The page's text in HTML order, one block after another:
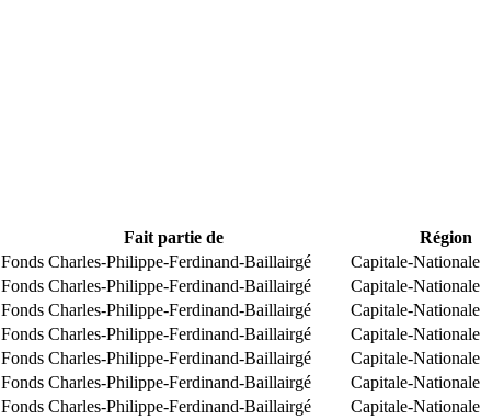
Fait partie de Région
Fonds Charles-Philippe-Ferdinand-Baillairgé Capitale-Nationale
Fonds Charles-Philippe-Ferdinand-Baillairgé Capitale-Nationale
Fonds Charles-Philippe-Ferdinand-Baillairgé Capitale-Nationale
Fonds Charles-Philippe-Ferdinand-Baillairgé Capitale-Nationale
Fonds Charles-Philippe-Ferdinand-Baillairgé Capitale-Nationale
Fonds Charles-Philippe-Ferdinand-Baillairgé Capitale-Nationale
Fonds Charles-Philippe-Ferdinand-Baillairgé Capitale-Nationale